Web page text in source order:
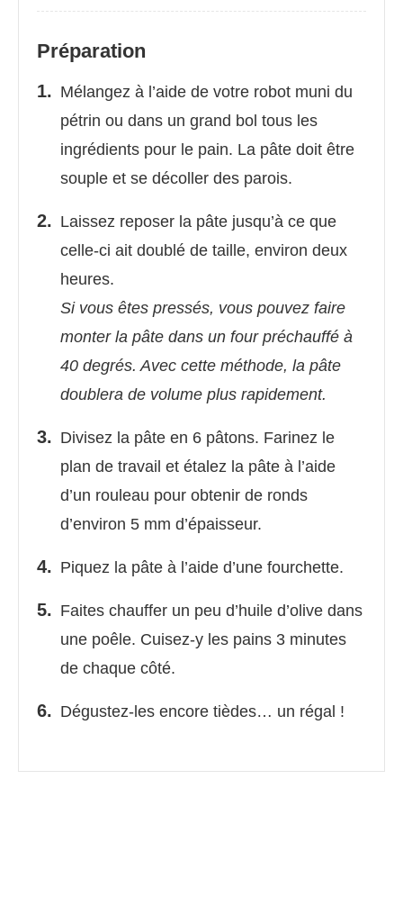
Préparation
Mélangez à l’aide de votre robot muni du
pétrin ou dans un grand bol tous les
ingrédients pour le pain. La pâte doit être
souple et se décoller des parois.
Laissez reposer la pâte jusqu’à ce que
celle-ci ait doublé de taille, environ deux
heures.
Si vous êtes pressés, vous pouvez faire
monter la pâte dans un four préchauffé à
40 degrés. Avec cette méthode, la pâte
doublera de volume plus rapidement.
Divisez la pâte en 6 pâtons. Farinez le
plan de travail et étalez la pâte à l’aide
d’un rouleau pour obtenir de ronds
d’environ 5 mm d’épaisseur.
Piquez la pâte à l’aide d’une fourchette.
Faites chauffer un peu d’huile d’olive dans
une poêle. Cuisez-y les pains 3 minutes
de chaque côté.
Dégustez-les encore tièdes… un régal !